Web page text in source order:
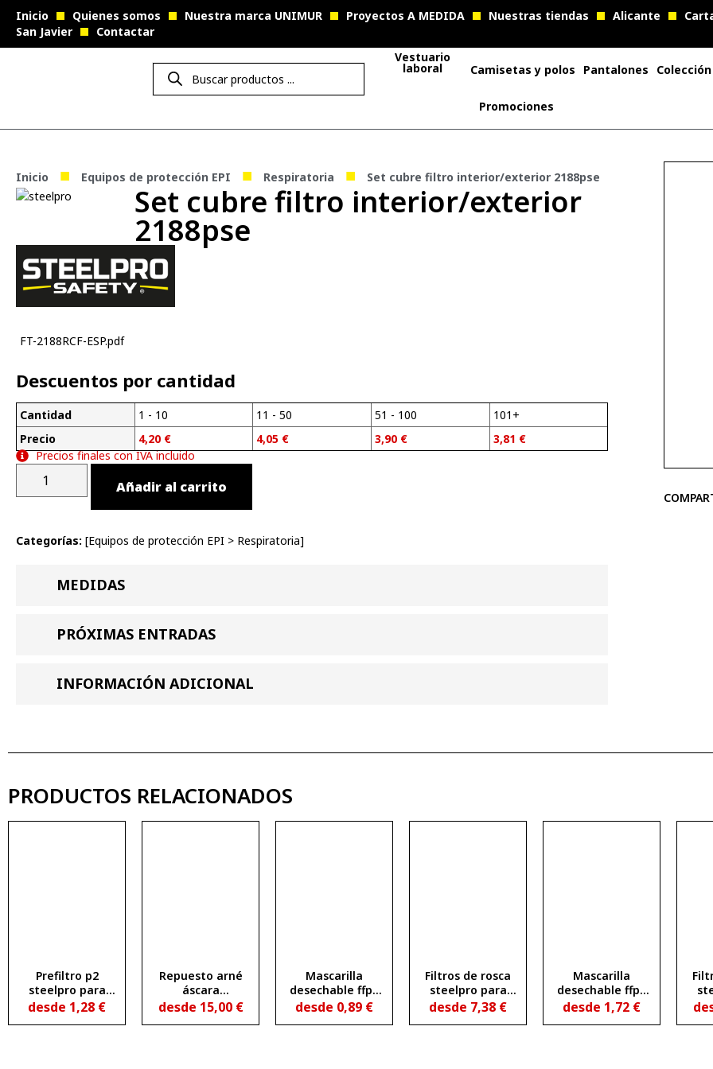
Inicio Quienes somos Nuestra marca UNIMUR Proyectos A MEDIDA Nuestras tiendas Alicante
San Javier
Contactar
Vestuario
laboral Camisetas y polos Pantalones
Promociones
Inicio ■ Equipos de protección EPI ■ Respiratoria ■ Set cubre filtro interior/exterior 2188pse
Set cubre filtro interior/exterior
2188pse
FT-2188RCF-ESP.pdf
Descuentos por cantidad
Cantidad
Precio
1 - 10
4,20 €
11 - 50
4,05 €
51 - 100
3,90 €
101+
3,81 €
Precios finales con IVA incluido
Añadir al carrito
Categorías: [Equipos de protección EPI > Respiratoria]
MEDIDAS
PRÓXIMAS ENTRADAS
INFORMACIÓN ADICIONAL
PRODUCTOS RELACIONADOS
Prefiltro p2
steelpro para
filtros 2288-fa1 y
288-fc
desde 1,28 €
Repuesto arné
áscara
andromeda
desde 15,00 €
Mascarilla
desechable ffp2
con válvula de
exhalación
desde 0,89 €
Filtros de rosca
steelpro para
media áscara
breath (a1p3)
desde 7,38 €
Mascarilla
desechable ffp3
con válvula de
exhalación
desde 1,72 €